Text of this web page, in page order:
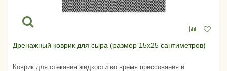
Дренажный коврик для сыра (размер 15х25 сантиметров)
Коврик для стекания жидкости во время прессования и